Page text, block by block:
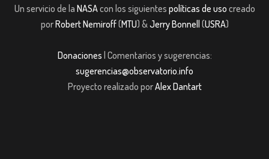
Un servicio de la NASAcon los siguientes políticas de uso creado
porRobert Nemiroff(MTU) &Jerry Bonnell (USRA)
Donaciones | Comentarios y sugerencias:
sugerencias@observatorio.info
Proyecto realizado porAlex Dantart